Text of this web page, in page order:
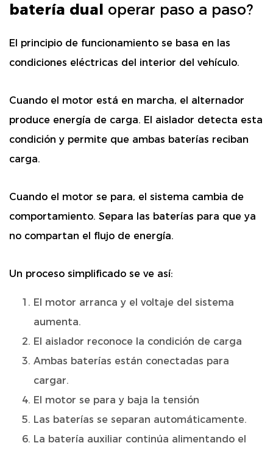
batería dual operar paso a paso?
El principio de funcionamiento se basa en las
condiciones eléctricas del interior del vehículo.
Cuando el motor está en marcha, el alternador
produce energía de carga. El aislador detecta esta
condición y permite que ambas baterías reciban
carga.
Cuando el motor se para, el sistema cambia de
comportamiento. Separa las baterías para que ya
no compartan el flujo de energía.
Un proceso simplificado se ve así:
El motor arranca y el voltaje del sistema
aumenta.
El aislador reconoce la condición de carga
Ambas baterías están conectadas para
cargar.
El motor se para y baja la tensión
Las baterías se separan automáticamente.
La batería auxiliar continúa alimentando el